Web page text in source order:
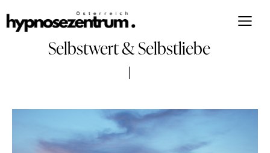
Selbstwert & Selbstliebe